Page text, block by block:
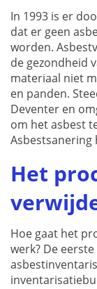
In 1993 is er
dat er geen
worden.
de gezondheid
materiaal niet
en panden.
Deventer en
om het asbest
Asbestsanering
Het
Hoe gaat het
werk? De